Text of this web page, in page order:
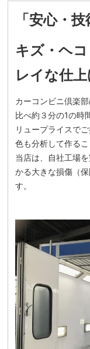
「安心・
キズ・ヘ
レイな仕上
カーコンビニ倶楽
比べ約３分の1の時
リュープライスで
色も分析して作る
当店は、自社工場
かる大きな損傷（
す。